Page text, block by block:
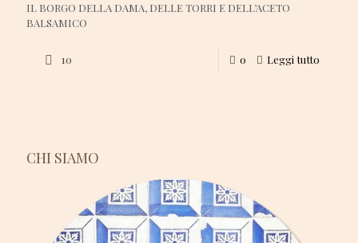
IL BORGO DELLA DAMA, DELLE TORRI E DELL’ACETO
BALSAMICO
10 0 Leggi tutto
CHI SIAMO